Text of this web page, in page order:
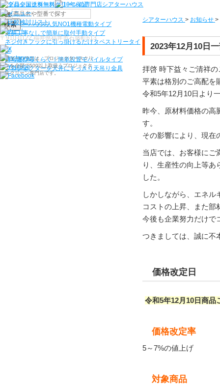
検索
シアターハウス > お知らせ >
2023年12月10日
拝啓 時下益々ご清祥
平素は格別のご高配を
令和5年12月10日より
昨今、原材料価格の高
す。
その影響により、現在
当店では、お客様にご
り、生産性の向上等
した。
しかしながら、エネ
コストの上昇、また部
今後も企業努力だけで
つきましては、誠に不
価格改定日
令和5年12月10日商品
価格改定率
5～7%の値上げ
対象商品
機種から選ぶ
シアターハウス人気NO1機種電動タイプ
電源工事なしで簡単に取付手動タイプ
ネジ付きフックに引っ掛けるだけタペストリータイ
プ
持ち運びらくらく！簡単設置モバイルタイプ
プロジェクターを天井にすっきり 天吊り金具
〒910-0122 福井県福井市石盛町613
シアターハウスは、プロジェクタースクリ
ーンを全部で500以上取扱うプロジェクタ
ースクリーン専門店です。